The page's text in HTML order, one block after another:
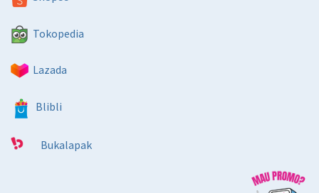
Tokopedia
Lazada
Blibli
Bukalapak